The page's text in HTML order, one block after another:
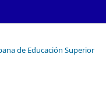
de Educación Superior